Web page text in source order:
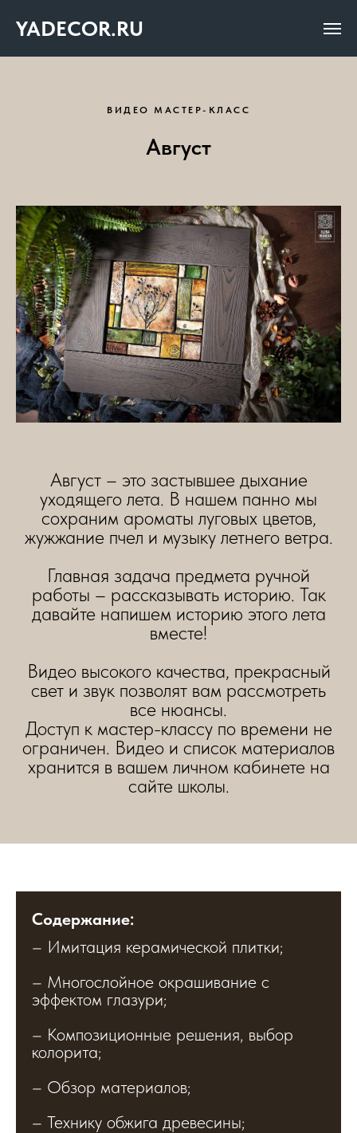
YADECOR.RU
ВИДЕО МАСТЕР-КЛАСС
Август
Август – это застывшее дыхание
уходящего лета. В нашем панно мы
сохраним ароматы луговых цветов,
жужжание пчел и музыку летнего ветра.
Главная задача предмета ручной
работы – рассказывать историю. Так
давайте напишем историю этого лета
вместе!
Видео высокого качества, прекрасный
свет и звук позволят вам рассмотреть
все нюансы.
Доступ к мастер-классу по времени не
ограничен. Видео и список материалов
хранится в вашем личном кабинете на
сайте школы.
Содержание:
– Имитация керамической плитки;
– Многослойное окрашивание с
эффектом глазури;
– Композиционные решения, выбор
колорита;
– Обзор материалов;
– Технику обжига древесины;